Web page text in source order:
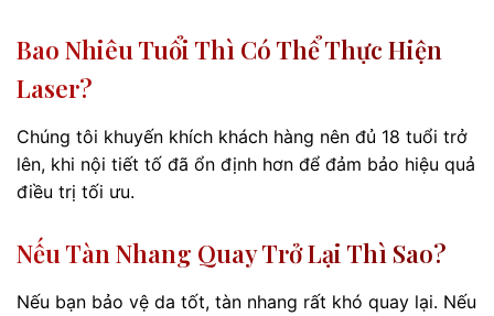
Bao Nhiêu Tuổi Thì Có Thể Thực Hiện
Laser?
Chúng tôi khuyến khích khách hàng nên đủ 18 tuổi trở
lên, khi nội tiết tố đã ổn định hơn để đảm bảo hiệu quả
điều trị tối ưu.
Nếu Tàn Nhang Quay Trở Lại Thì Sao?
Nếu bạn bảo vệ da tốt, tàn nhang rất khó quay lại. Nếu